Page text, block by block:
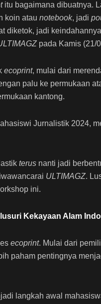
itu bagaimana dibuatnya.
koin atau notebook, jadi
diketok, jadi
pada Kamis (21/
ecoprint, mulai dari
palu ke permukaan
kantong.
Jurnalistik 2024,
terus nanti jadi
ULTIMAGZ.
ini.
Kekayaan Alam
ecoprint. Mulai dari
paham pentingnya
langkah awal